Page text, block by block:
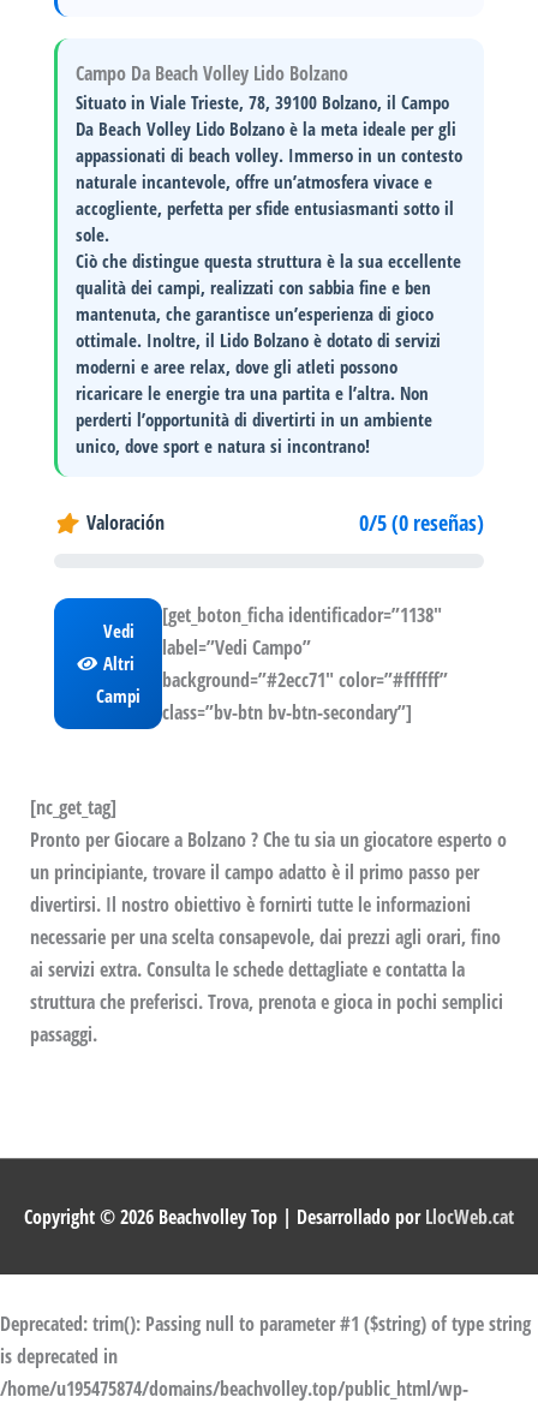
Campo Da Beach Volley Lido Bolzano
Situato inViale Trieste, 78, 39100 Bolzano, ilCampo
Da Beach Volley Lido Bolzano è la meta ideale per gli
appassionati di beach volley. Immerso in un contesto
naturale incantevole, offre un’atmosfera vivace e
accogliente, perfetta per sfide entusiasmanti sotto il
sole.
Ciò che distingue questa struttura è la suaeccellente
qualità dei campi, realizzati con sabbia fine e ben
mantenuta, che garantisce un’esperienza di gioco
ottimale. Inoltre, il Lido Bolzano è dotato di servizi
moderni e aree relax, dove gli atleti possono
ricaricare le energie tra una partita e l’altra. Non
perderti l’opportunità di divertirti in un ambiente
unico, dove sport e natura si incontrano!
Valoración 0/5 (0 reseñas)
Vedi
Altri
Campi
[get_boton_ficha identificador=”1138″
label=”Vedi Campo”
background=”#2ecc71″ color=”#ffffff”
class=”bv-btn bv-btn-secondary”]
[nc_get_tag]
Pronto per Giocare a Bolzano ? Che tu sia un giocatore esperto o
un principiante, trovare il campo adatto è il primo passo per
divertirsi. Il nostro obiettivo è fornirti tutte le informazioni
necessarie per una scelta consapevole, dai prezzi agli orari, fino
ai servizi extra. Consulta le schede dettagliate e contatta la
struttura che preferisci. Trova, prenota e gioca in pochi semplici
passaggi.
Copyright © 2026 Beachvolley Top | Desarrollado porLlocWeb.cat
Deprecated: trim(): Passing null to parameter #1 ($string) of type string
is deprecated in
/home/u195475874/domains/beachvolley.top/public_html/wp-